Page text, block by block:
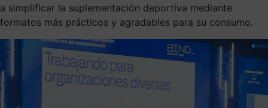
a simplificar la suplementación deportiva mediante
formatos más prácticos y agradables para su consumo.